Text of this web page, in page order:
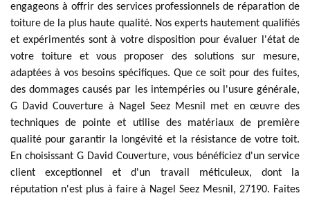
engageons à offrir des services professionnels de réparation de
toiture de la plus haute qualité. Nos experts hautement qualifiés
et expérimentés sont à votre disposition pour évaluer l'état de
votre toiture et vous proposer des solutions sur mesure,
adaptées à vos besoins spécifiques. Que ce soit pour des fuites,
des dommages causés par les intempéries ou l'usure générale,
G David Couverture à Nagel Seez Mesnil met en œuvre des
techniques de pointe et utilise des matériaux de première
qualité pour garantir la longévité et la résistance de votre toit.
En choisissant G David Couverture, vous bénéficiez d'un service
client exceptionnel et d'un travail méticuleux, dont la
réputation n'est plus à faire à Nagel Seez Mesnil, 27190. Faites